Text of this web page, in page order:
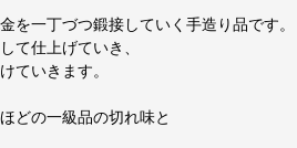
を一丁づつ鍛接していく手造り品です。
て仕上げていき、
ていきます。
どの一級品の切れ味と